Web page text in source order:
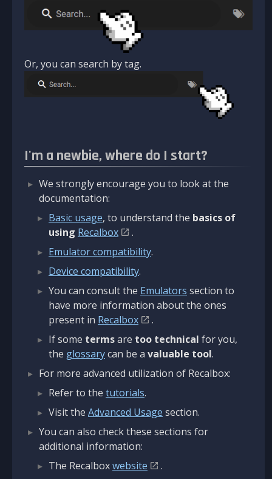
Or, you can search by tag.
I'm a newbie, where do I start?
We strongly encourage you to look at the
documentation:
Basic usage, to understand the basics of
using Recalbox
.
Emulator compatibility.
Device compatibility.
You can consult the Emulators section to
have more information about the ones
present in Recalbox
.
If some termsare too technical for you,
the glossarycan be a valuable tool.
For more advanced utilization of Recalbox:
Refer to the tutorials.
Visit the Advanced Usage section.
You can also check these sections for
additional information:
The Recalboxwebsite
.